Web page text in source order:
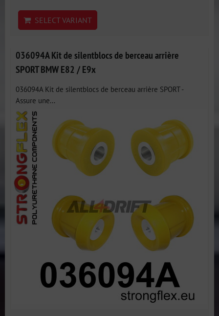
SELECT VARIANT
036094A Kit de silentblocs de berceau arrière
SPORT BMW E82 / E9x
036094A Kit de silentblocs de berceau arrière SPORT -
Assure une...